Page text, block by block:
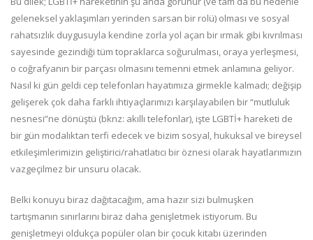
geleneksel yaklaşımları yerinden sarsan bir rolü) olması ve sosyal
rahatsızlık duygusuyla kendine zorla yol açan bir ırmak gibi kıvrılması
sayesinde gezindiği tüm topraklarca soğurulması, oraya yerleşmesi,
o coğrafyanın bir parçası olmasını temenni etmek anlamına geliyor.
Nasıl ki gün geldi cep telefonları hayatımıza girmekle kalmadı; değişip
gelişerek çok daha farklı ihtiyaçlarımızı karşılayabilen bir “mutluluk
nesnesi”ne dönüştü (bknz: akıllı telefonlar), işte LGBTİ+ hareketi de
bir gün modalıktan terfi edecek ve bizim sosyal, hukuksal ve bireysel
etkileşimlerimizin geliştirici/rahatlatıcı bir öznesi olarak hayatlarımızın
vazgeçilmez bir unsuru olacak.
Belki konuyu biraz dağıtacağım, ama hazır sizi bulmuşken
tartışmanın sınırlarını biraz daha genişletmek istiyorum. Bu
genişletmeyi oldukça popüler olan bir çocuk kitabı üzerinden